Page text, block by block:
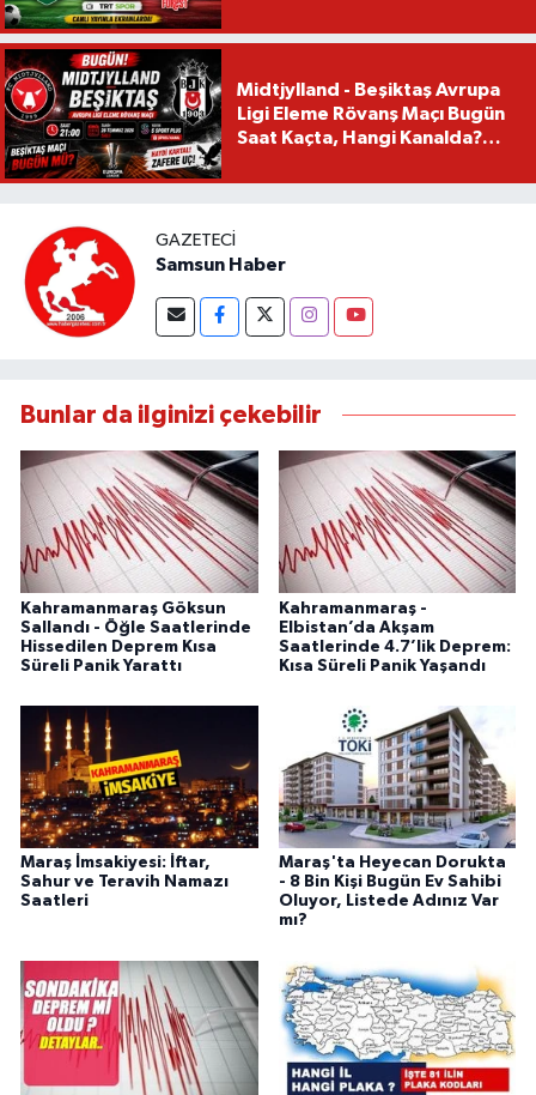
Midtjylland - Beşiktaş Avrupa
Ligi Eleme Rövanş Maçı Bugün
Saat Kaçta, Hangi Kanalda?
GAZETECI
Samsun Haber
Bunlar da ilginizi çekebilir
Kahramanmaraş Göksun
Sallandı - Öğle Saatlerinde
Hissedilen Deprem Kısa
Süreli Panik Yarattı
Kahramanmaraş -
Elbistan’da Akşam
Saatlerinde 4.7’lik Deprem:
Kısa Süreli Panik Yaşandı
Maraş İmsakiyesi: İftar,
Sahur ve Teravih Namazı
Saatleri
Maraş'ta Heyecan Dorukta
- 8 Bin Kişi Bugün Ev Sahibi
Oluyor, Listede Adınız Var
mı?